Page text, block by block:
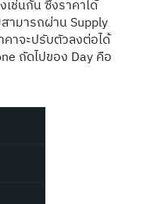
ช่นกัน ซึ่งราคาได้
ามารถผ่าน Supply
คาจะปรับตัวลงต่อได้
ถัดไปของ Day คือ